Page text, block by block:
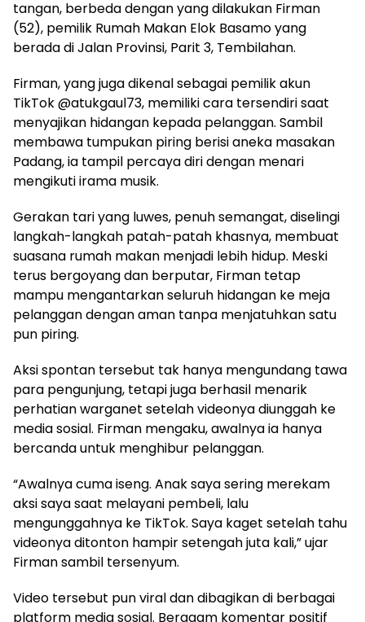
tangan, berbeda dengan yang dilakukan Firman
(52), pemilik Rumah Makan Elok Basamo yang
berada di Jalan Provinsi, Parit 3, Tembilahan.
Firman, yang juga dikenal sebagai pemilik akun
TikTok @atukgaul73, memiliki cara tersendiri saat
menyajikan hidangan kepada pelanggan. Sambil
membawa tumpukan piring berisi aneka masakan
Padang, ia tampil percaya diri dengan menari
mengikuti irama musik.
Gerakan tari yang luwes, penuh semangat, diselingi
langkah-langkah patah-patah khasnya, membuat
suasana rumah makan menjadi lebih hidup. Meski
terus bergoyang dan berputar, Firman tetap
mampu mengantarkan seluruh hidangan ke meja
pelanggan dengan aman tanpa menjatuhkan satu
pun piring.
Aksi spontan tersebut tak hanya mengundang tawa
para pengunjung, tetapi juga berhasil menarik
perhatian warganet setelah videonya diunggah ke
media sosial. Firman mengaku, awalnya ia hanya
bercanda untuk menghibur pelanggan.
“Awalnya cuma iseng. Anak saya sering merekam
aksi saya saat melayani pembeli, lalu
mengunggahnya ke TikTok. Saya kaget setelah tahu
videonya ditonton hampir setengah juta kali,” ujar
Firman sambil tersenyum.
Video tersebut pun viral dan dibagikan di berbagai
platform media sosial. Beragam komentar positif